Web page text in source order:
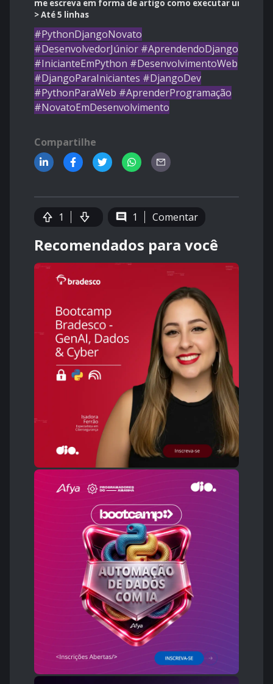
me escreva em forma de artigo como executar um
>Até5 linhas
#PythonDjangoNovato
#DesenvolvedorJúnior #AprendendoDjango
#InicianteEmPython #DesenvolvimentoWeb
#DjangoParaIniciantes #DjangoDev
#PythonParaWeb #AprenderProgramação
#NovatoEmDesenvolvimento
Compartilhe
1 1 Comentar
Recomendados para você